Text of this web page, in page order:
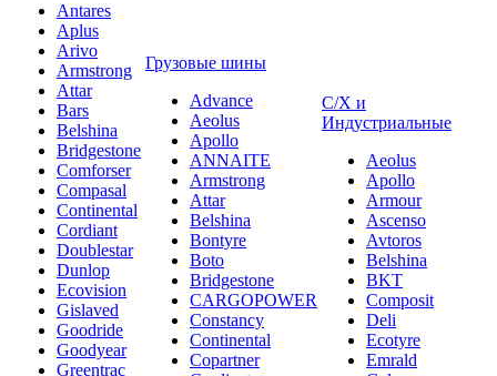
Antares
Aplus
Arivo
Armstrong
Attar
Bars
Belshina
Bridgestone
Comforser
Compasal
Continental
Cordiant
Doublestar
Dunlop
Ecovision
Gislaved
Goodride
Goodyear
Greentrac
Грузовые шины
Advance
Aeolus
Apollo
ANNAITE
Armstrong
Attar
Belshina
Bontyre
Boto
Bridgestone
CARGOPOWER
Constancy
Continental
Copartner
С/Х и
Индустриальные
Aeolus
Apollo
Armour
Ascenso
Avtoros
Belshina
BKT
Composit
Deli
Ecotyre
Emrald